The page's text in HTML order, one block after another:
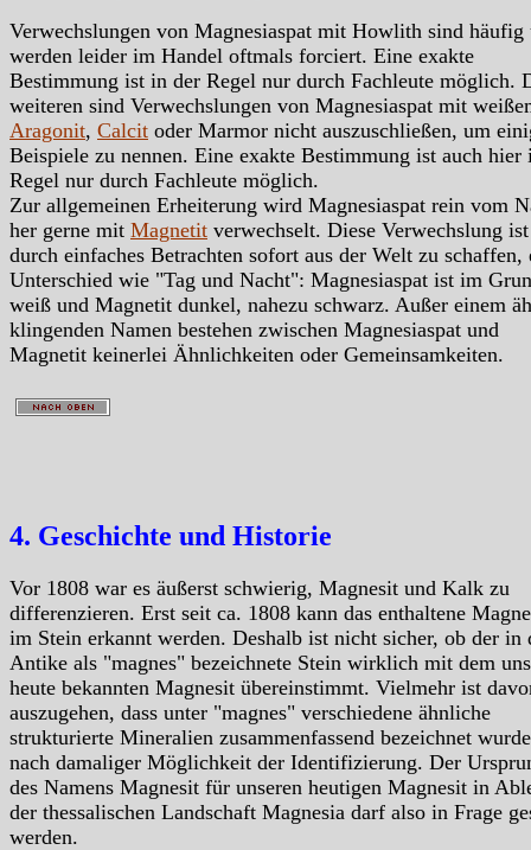
Verwechslungen von Magnesiaspat mit Howlith sind häufig
werden leider im Handel oftmals forciert. Eine exakte
Bestimmung ist in der Regel nur durch Fachleute möglich.
weiteren sind Verwechslungen von Magnesiaspat mit
Aragonit, Calcit oder Marmor nicht auszuschließen, um
Beispiele zu nennen. Eine exakte Bestimmung ist auch hier
Regel nur durch Fachleute möglich.
Zur allgemeinen Erheiterung wird Magnesiaspat rein vom
her gerne mit Magnetit verwechselt. Diese Verwechslung ist
durch einfaches Betrachten sofort aus der Welt zu schaffen,
Unterschied wie "Tag und Nacht": Magnesiaspat ist im
weiß und Magnetit dunkel, nahezu schwarz. Außer einem
klingenden Namen bestehen zwischen Magnesiaspat und
Magnetit keinerlei Ähnlichkeiten oder Gemeinsamkeiten.
4. Geschichte und Historie
Vor 1808 war es äußerst schwierig, Magnesit und Kalk zu
differenzieren. Erst seit ca. 1808 kann das enthaltene
im Stein erkannt werden. Deshalb ist nicht sicher, ob der in
Antike als "magnes" bezeichnete Stein wirklich mit dem uns
heute bekannten Magnesit übereinstimmt. Vielmehr ist
auszugehen, dass unter "magnes" verschiedene ähnliche
strukturierte Mineralien zusammenfassend bezeichnet
nach damaliger Möglichkeit der Identifizierung. Der
des Namens Magnesit für unseren heutigen Magnesit in
der thessalischen Landschaft Magnesia darf also in Frage
werden.